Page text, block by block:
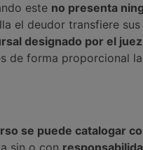
este no presenta
el deudor transfiere
designado por el juez
de forma proporcional
se puede catalogar
sin o con